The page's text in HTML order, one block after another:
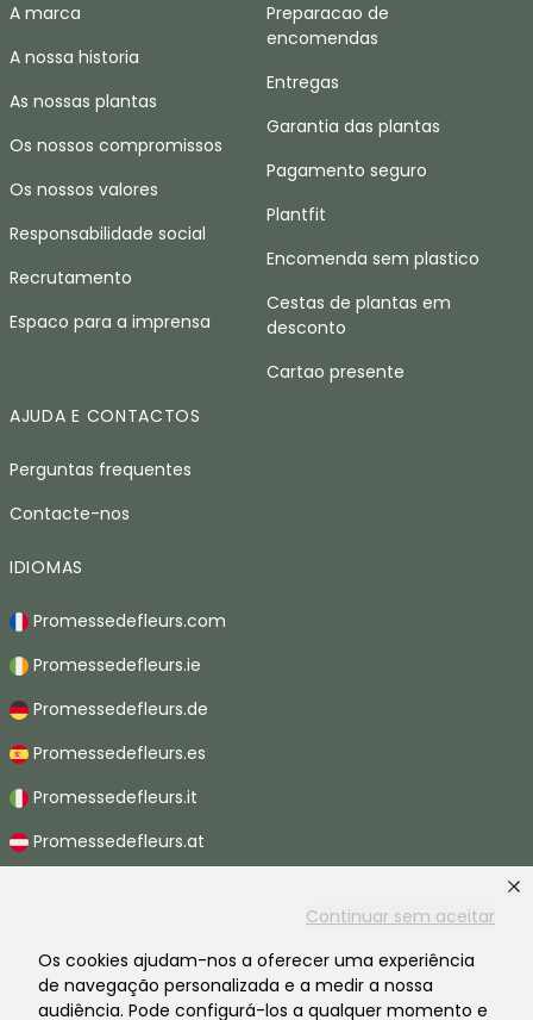
Continuar sem aceitar
Os cookies ajudam-nos a oferecer uma experiência
de navegação personalizada e a medir a nossa
audiência. Pode configurá-los a qualquer momento e
A marca
A nossa historia
As nossas plantas
Os nossos compromissos
Os nossos valores
Responsabilidade social
Recrutamento
Espaco para a imprensa
Preparacao de
encomendas
Entregas
Garantia das plantas
Pagamento seguro
Plantfit
Encomenda sem plastico
Cestas de plantas em
desconto
Cartao presente
AJUDA E CONTACTOS
Perguntas frequentes
Contacte-nos
IDIOMAS
Promessedefleurs.com
Promessedefleurs.ie
Promessedefleurs.de
Promessedefleurs.es
Promessedefleurs.it
Promessedefleurs.at
Promessedefleurs.ch